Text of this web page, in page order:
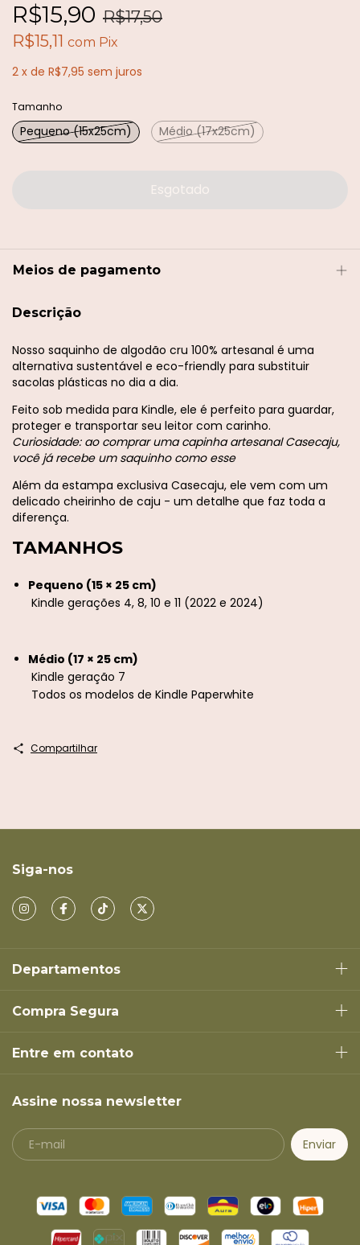
R$15,90 R$17,50
R$15,11 com Pix
2 x de R$7,95 sem juros
Tamanho
Pequeno (15x25cm) Médio (17x25cm)
Meios de pagamento
Descrição
Nosso saquinho de algodão cru 100% artesanal é uma
alternativa sustentável e eco-friendly para substituir
sacolas plásticas no dia a dia.
Feito sob medida para Kindle, ele é perfeito para guardar,
proteger e transportar seu leitor com carinho.
Curiosidade: ao comprar uma capinha artesanal Casecaju,
você já recebe um saquinho como esse
Além da estampa exclusiva Casecaju, ele vem com um
delicado cheirinho de caju - um detalhe que faz toda a
diferença.
TAMANHOS
Pequeno (15 × 25 cm)
Kindle gerações 4, 8, 10 e 11 (2022 e 2024)
Médio (17 × 25 cm)
Kindle geração 7
Todos os modelos de Kindle Paperwhite
Compartilhar
Siga-nos
Departamentos
Compra Segura
Entre em contato
Assine nossa newsletter